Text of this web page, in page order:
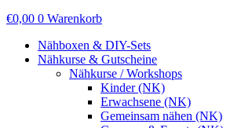
€0,00 0 Warenkorb
Nähboxen & DIY-Sets
Nähkurse & Gutscheine
Nähkurse / Workshops
Kinder (NK)
Erwachsene (NK)
Gemeinsam nähen (NK)